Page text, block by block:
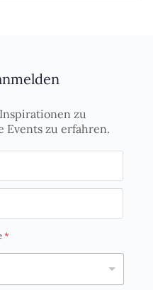
zu
Events zu erfahren.
*